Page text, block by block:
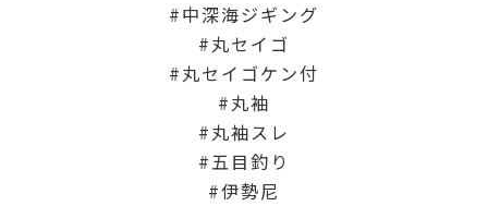
中深海ジギング
丸セイゴ
丸セイゴケン付
丸袖
丸袖スレ
五目釣り
伊勢尼